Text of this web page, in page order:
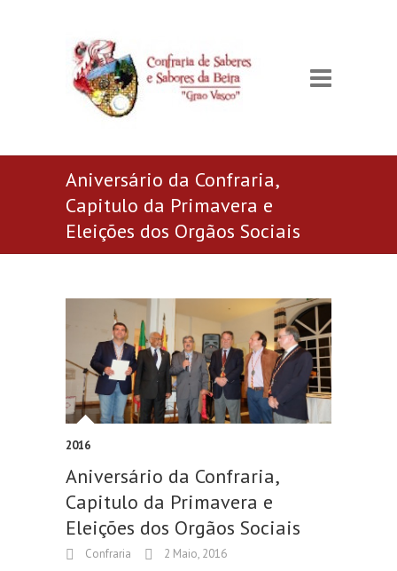
Aniversário da Confraria,
Capitulo da Primavera e
Eleições dos Orgãos Sociais
2016
Aniversário da Confraria,
Capitulo da Primavera e
Eleições dos Orgãos Sociais
Confraria 2 Maio, 2016